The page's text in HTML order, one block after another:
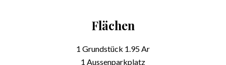
Flächen
1 Grundstück 1.95 Ar
1 Aussenparkplatz